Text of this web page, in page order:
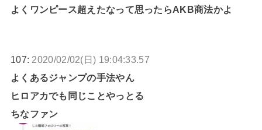
よくワンピース超えたなって思ったらAKB商法かよ
107: 2020/02/02(日) 19:04:33.57
よくあるジャンプの手法やん
ヒロアカでも同じことやっとる
ちなファン